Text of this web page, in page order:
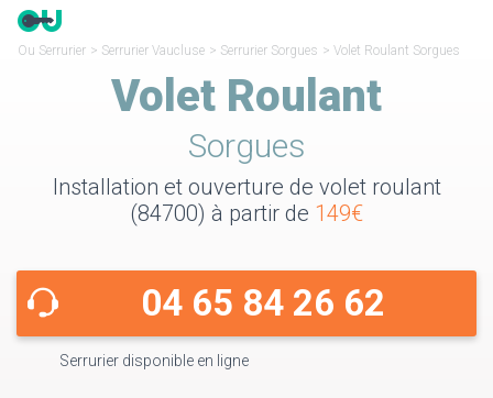
Ou Serrurier > Serrurier Vaucluse > Serrurier Sorgues > Volet Roulant Sorgues
Volet Roulant
Sorgues
Installation et ouverture de volet roulant
(84700) à partir de 149€
04 65 84 26 62
Serrurier disponible en ligne